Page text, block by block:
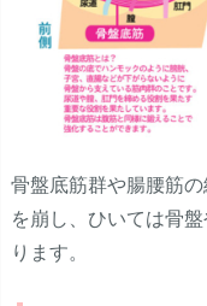
骨盤底筋群や腸腰筋
を崩し、ひいては骨
ります。